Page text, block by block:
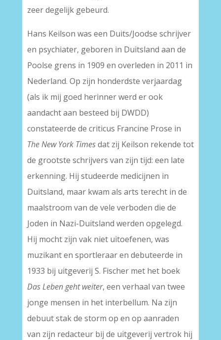
zeer degelijk gebeurd.
Hans Keilson was een Duits/Joodse schrijver
en psychiater, geboren in Duitsland aan de
Poolse grens in 1909 en overleden in 2011 in
Nederland. Op zijn honderdste verjaardag
(als ik mij goed herinner werd er ook
aandacht aan besteed bij DWDD)
constateerde de criticus Francine Prose in
The New York Timesdat zij Keilson rekende tot
de grootste schrijvers van zijn tijd: een late
erkenning. Hij studeerde medicijnen in
Duitsland, maar kwam als arts terecht in de
maalstroom van de vele verboden die de
Joden in Nazi-Duitsland werden opgelegd.
Hij mocht zijn vak niet uitoefenen, was
muzikant en sportleraar en debuteerde in
1933 bij uitgeverij S. Fischer met het boek
Das Leben geht weiter, een verhaal van twee
jonge mensen in het interbellum. Na zijn
debuut stak de storm op en op aanraden
van zijn redacteur bij de uitgeverij vertrok hij